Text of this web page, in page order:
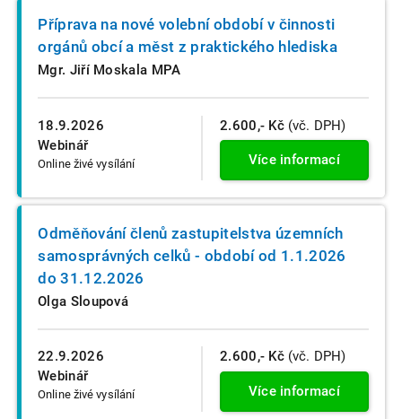
18.9.2026
Webinář
Online živé vysílání
Příprava na nové volební období v činnosti
orgánů obcí a měst z praktického hlediska
Mgr. Jiří Moskala MPA
2.600,- Kč (vč. DPH)
Více informací
22.9.2026
Webinář
Online živé vysílání
Odměňování členů zastupitelstva územních
samosprávných celků - období od 1.1.2026
do 31.12.2026
Olga Sloupová
2.600,- Kč (vč. DPH)
Více informací